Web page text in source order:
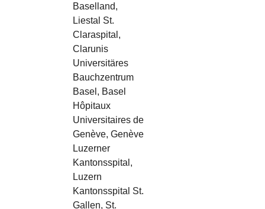
Baselland,
Liestal St.
Claraspital,
Clarunis
Universitäres
Bauchzentrum
Basel, Basel
Hôpitaux
Universitaires de
Genève, Genève
Luzerner
Kantonsspital,
Luzern
Kantonsspital St.
Gallen, St.